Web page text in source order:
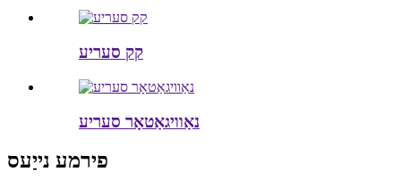
קק סעריע
נאַוויגאַטאָר סעריע
פירמע נייַעס